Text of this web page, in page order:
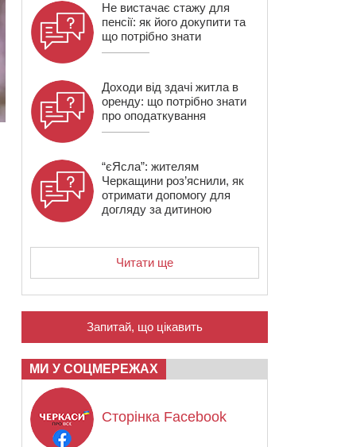
Не вистачає стажу для
пенсії: як його докупити та
що потрібно знати
Доходи від здачі житла в
оренду: що потрібно знати
про оподаткування
“єЯсла”: жителям
Черкащини роз’яснили, як
отримати допомогу для
догляду за дитиною
Читати ще
Запитай, що цікавить
МИ У СОЦМЕРЕЖАХ
Сторінка Facebook